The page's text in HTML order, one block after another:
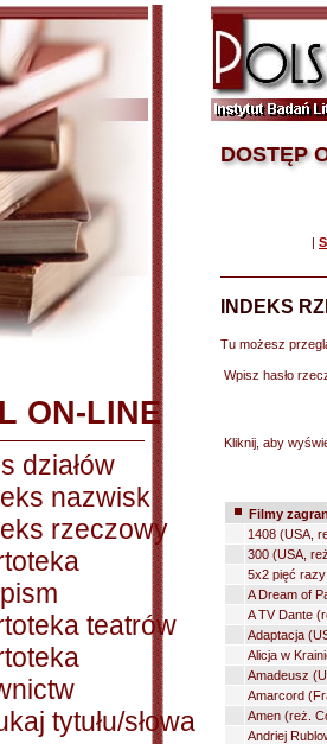
ON-LINE
działów
nazwisk
rzeczowy
teatrów
tytułu/słowa
DOSTĘP
|
INDEKS
Tu możesz
Wpisz hasło
Kliknij, aby
Filmy
1408 (USA,
300 (USA,
5x2 pięć
A Dream of
A TV Dante
Adaptacja
Alicja w
Amadeusz
Amarcord
Amen (reż.
Andriej